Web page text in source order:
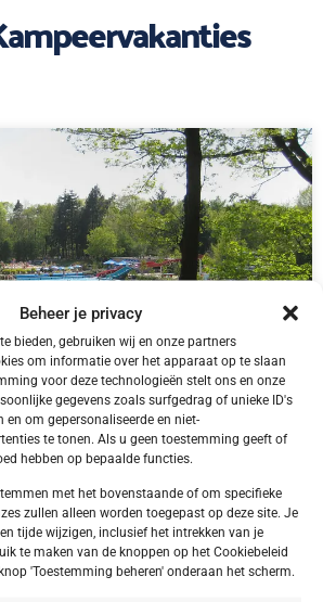
Beheer je privacy
bieden, gebruiken wij en onze partners
om informatie over het apparaat op te slaan
voor deze technologieën stelt ons en onze
gegevens zoals surfgedrag of unieke ID's
en om gepersonaliseerde en niet-
te tonen. Als u geen toestemming geeft of
hebben op bepaalde functies.
met het bovenstaande of om specifieke
zullen alleen worden toegepast op deze site. Je
tijde wijzigen, inclusief het intrekken van je
te maken van de knoppen op het Cookiebeleid
'Toestemming beheren' onderaan het scherm.
Camping Alkenhaer
€ 395,00